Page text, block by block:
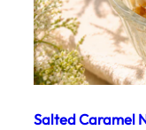
Salted Caramel